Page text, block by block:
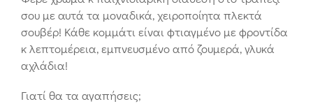
σου με αυτά τα μοναδικά, χειροποίητα πλεκτά
σουβέρ! Κάθε κομμάτι είναι φτιαγμένο με φροντίδα
κ λεπτομέρεια, εμπνευσμένο από ζουμερά, γλυκά
αχλάδια!
Γιατί θα τα αγαπήσεις;